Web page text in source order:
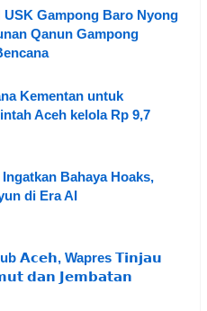
USK Gampong Baro Nyong
Qanun Gampong
Kementan untuk
Aceh kelola Rp 9,7
Bahaya Hoaks,
di Era AI
𝗔𝗰𝗲𝗵, Wapres 𝗧𝗶𝗻𝗷𝗮𝘂
𝗱𝗮𝗻 𝗝𝗲𝗺𝗯𝗮𝘁𝗮𝗻